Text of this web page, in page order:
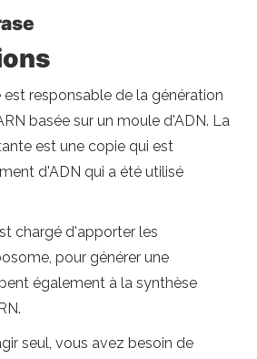
est responsable de la génération
basée sur un moule d'ADN. La
est une copie qui est
d'ADN qui a été utilisé
chargé d'apporter les
pour générer une
également à la synthèse
seul, vous avez besoin de